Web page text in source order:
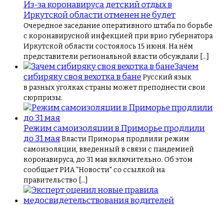
Из-за коронавируса детский отдых в
Иркутской области отменен не будет
Очередное заседание оперативного штаба по борьбе
с коронавирусной инфекцией при врио губернатора
Иркутской области состоялось 15 июня. На нём
представители региональной власти обсуждали […]
Зачем
сибиряку своя вехотка в бане Русский язык
в разных уголках страны может преподнести свои
сюрпризы.
Режим самоизоляции в Приморье продлили
до 31 маяВласти Приморья продлили режим
самоизоляции, введенный в связи с пандемией
коронавируса, до 31 мая включительно. Об этом
сообщает РИА "Новости" со ссылкой на
правительство […]